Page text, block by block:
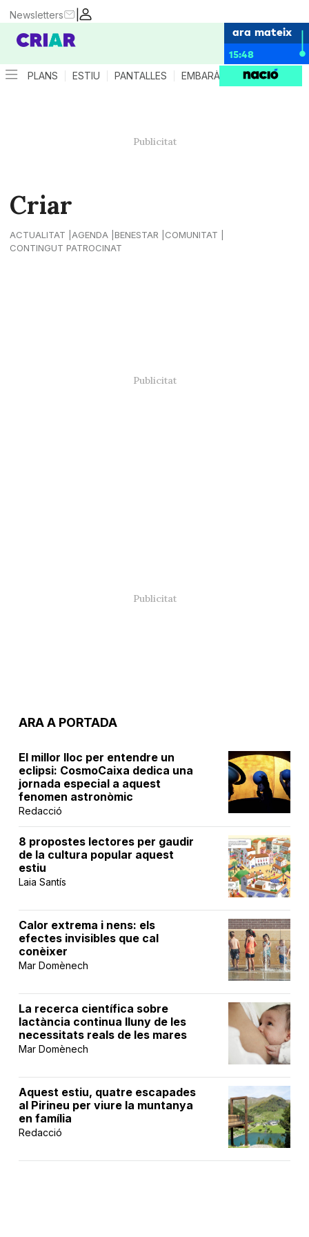
|
Newsletters
ara mateix
15:48
PLANS ESTIU PANTALLES EMBARÀS CRIANÇA
Criar
ACTUALITAT AGENDA BENESTAR
COMUNITAT
CONTINGUT PATROCINAT
ARA A PORTADA
El millor lloc per entendre un
eclipsi: CosmoCaixa dedica una
jornada especial a aquest
fenomen astronòmic
Redacció
8 propostes lectores per gaudir
de la cultura popular aquest
estiu
Laia Santís
Calor extrema i nens: els
efectes invisibles que cal
conèixer
Mar Domènech
La recerca científica sobre
lactància continua lluny de les
necessitats reals de les mares
Mar Domènech
Aquest estiu, quatre escapades
al Pirineu per viure la muntanya
en família
Redacció